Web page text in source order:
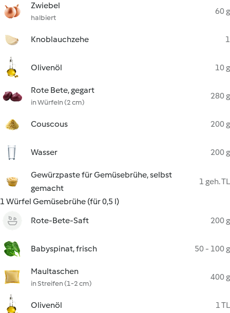
Zwiebel
halbiert
60 g
Knoblauchzehe 1
Olivenöl 10 g
Rote Bete, gegart
in Würfeln (2 cm)
280 g
Couscous 200 g
Wasser 200 g
Gewürzpaste für Gemüsebrühe, selbst
gemacht
1 geh. TL
1 Würfel Gemüsebrühe (für 0,5 l)
Rote-Bete-Saft
200 g
Babyspinat, frisch 50 - 100 g
Maultaschen
in Streifen (1-2 cm)
400 g
Olivenöl 1 TL